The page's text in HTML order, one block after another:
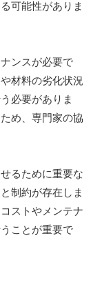
可能性がありま
ンスが必要で
材料の劣化状況
必要がありま
め、専門家の協
るために重要な
制約が存在しま
ストやメンテナ
ことが重要で